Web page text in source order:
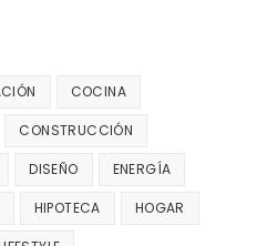
COCINA
CONSTRUCCIÓN
DISEÑO ENERGÍA
HIPOTECA HOGAR